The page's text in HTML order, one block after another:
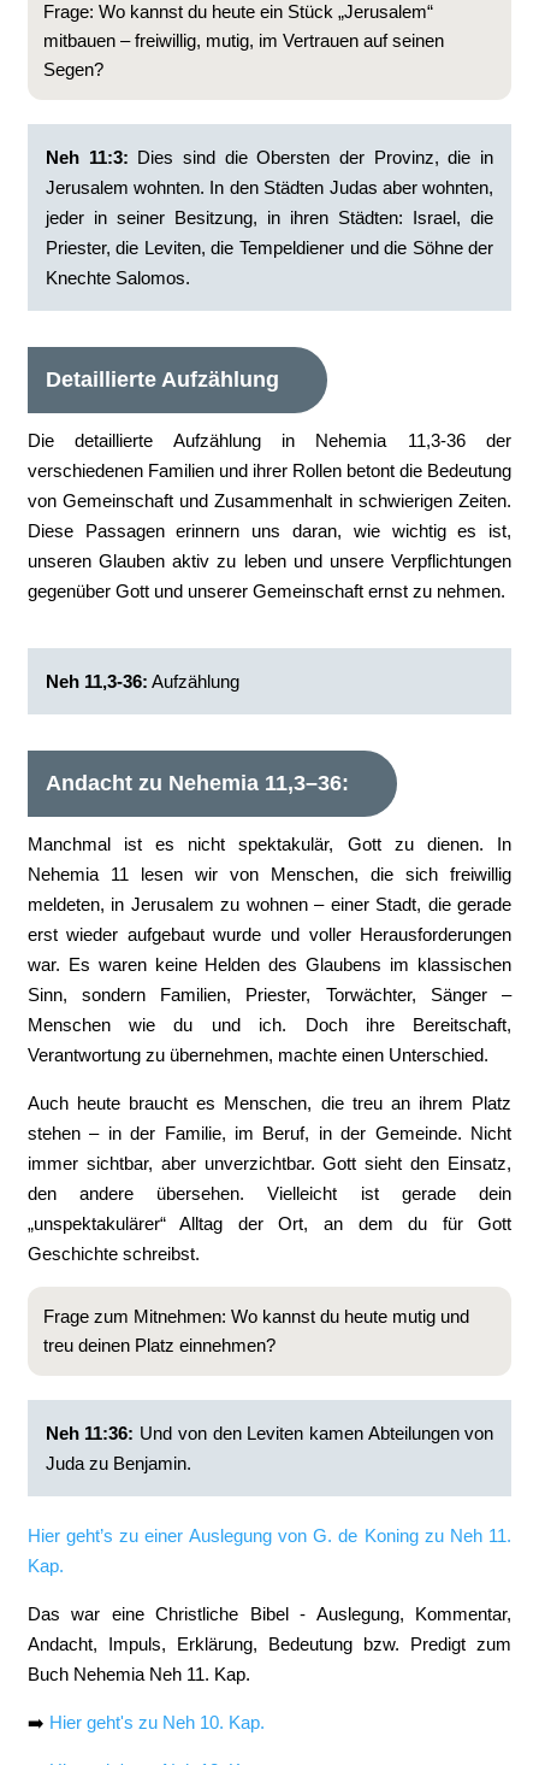
Frage: Wo kannst du heute ein Stück „Jerusalem“
mitbauen – freiwillig, mutig, im Vertrauen auf seinen
Segen?
Neh 11:3: ‭Dies sind die Obersten der Provinz, die in
Jerusalem wohnten. In den Städten Judas aber wohnten,
jeder in seiner Besitzung, in ihren Städten: Israel, die
Priester, die Leviten, die Tempeldiener und die Söhne der
Knechte Salomos.
Detaillierte Aufzählung
Die detaillierte Aufzählung in Nehemia 11,3-36 der
verschiedenen Familien und ihrer Rollen betont die Bedeutung
von Gemeinschaft und Zusammenhalt in schwierigen Zeiten.
Diese Passagen erinnern uns daran, wie wichtig es ist,
unseren Glauben aktiv zu leben und unsere Verpflichtungen
gegenüber Gott und unserer Gemeinschaft ernst zu nehmen.
Neh 11,3-36: Aufzählung
Andacht zu Nehemia 11,3–36:
Manchmal ist es nicht spektakulär, Gott zu dienen. In
Nehemia 11 lesen wir von Menschen, die sich freiwillig
meldeten, in Jerusalem zu wohnen – einer Stadt, die gerade
erst wieder aufgebaut wurde und voller Herausforderungen
war. Es waren keine Helden des Glaubens im klassischen
Sinn, sondern Familien, Priester, Torwächter, Sänger –
Menschen wie du und ich. Doch ihre Bereitschaft,
Verantwortung zu übernehmen, machte einen Unterschied.
Auch heute braucht es Menschen, die treu an ihrem Platz
stehen – in der Familie, im Beruf, in der Gemeinde. Nicht
immer sichtbar, aber unverzichtbar. Gott sieht den Einsatz,
den andere übersehen. Vielleicht ist gerade dein
„unspektakulärer“ Alltag der Ort, an dem du für Gott
Geschichte schreibst.
Frage zum Mitnehmen: Wo kannst du heute mutig und
treu deinen Platz einnehmen?
Neh 11:36: ‭Und von den Leviten kamen Abteilungen von
Juda zu Benjamin.
Hier geht’s zu einer Auslegung von G. de Koning zu Neh 11.
Kap.
Das war eine Christliche Bibel - Auslegung, Kommentar,
Andacht, Impuls, Erklärung, Bedeutung bzw. Predigt zum
Buch Nehemia Neh 11. Kap.
➡️ Hier geht's zu Neh 10. Kap.